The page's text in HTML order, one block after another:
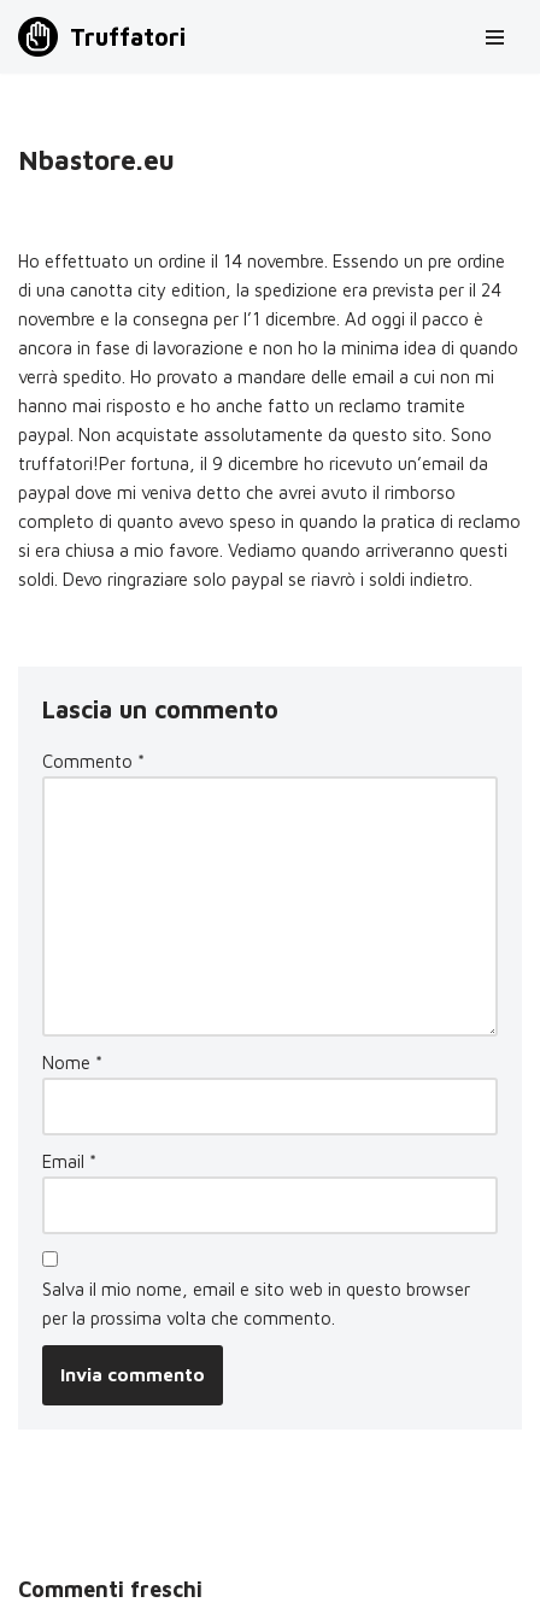
Truffatori
Nbastore.eu
Ho effettuato un ordine il 14 novembre. Essendo un pre ordine
di una canotta city edition, la spedizione era prevista per il 24
novembre e la consegna per l’1 dicembre. Ad oggi il pacco è
ancora in fase di lavorazione e non ho la minima idea di quando
verrà spedito. Ho provato a mandare delle email a cui non mi
hanno mai risposto e ho anche fatto un reclamo tramite
paypal. Non acquistate assolutamente da questo sito. Sono
truffatori!Per fortuna, il 9 dicembre ho ricevuto un’email da
paypal dove mi veniva detto che avrei avuto il rimborso
completo di quanto avevo speso in quando la pratica di reclamo
si era chiusa a mio favore. Vediamo quando arriveranno questi
soldi. Devo ringraziare solo paypal se riavrò i soldi indietro.
Lascia un commento
Commento *
Nome *
Email *
Salva il mio nome, email e sito web in questo browser
per la prossima volta che commento.
Commenti freschi